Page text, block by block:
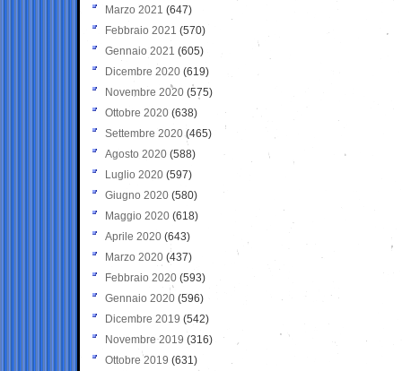
Marzo 2021 (647)
Febbraio 2021 (570)
Gennaio 2021 (605)
Dicembre 2020 (619)
Novembre 2020 (575)
Ottobre 2020 (638)
Settembre 2020(465)
Agosto 2020 (588)
Luglio 2020 (597)
Giugno 2020 (580)
Maggio 2020 (618)
Aprile 2020 (643)
Marzo 2020 (437)
Febbraio 2020 (593)
Gennaio 2020 (596)
Dicembre 2019 (542)
Novembre 2019 (316)
Ottobre 2019 (631)